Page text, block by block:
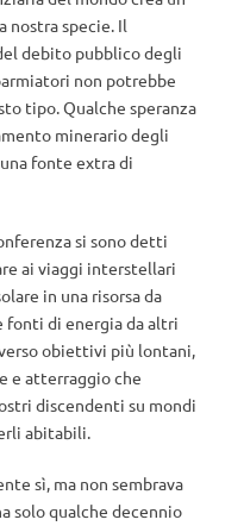
nostra specie. Il
debito pubblico degli
non potrebbe
tipo. Qualche speranza
minerario degli
fonte extra di
si sono detti
ai viaggi interstellari
in una risorsa da
fonti di energia da altri
obiettivi più lontani,
e atterraggio che
discendenti su mondi
abitabili.
sì, ma non sembrava
solo qualche decennio